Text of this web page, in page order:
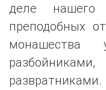
деле нашего
преподобных
монашества